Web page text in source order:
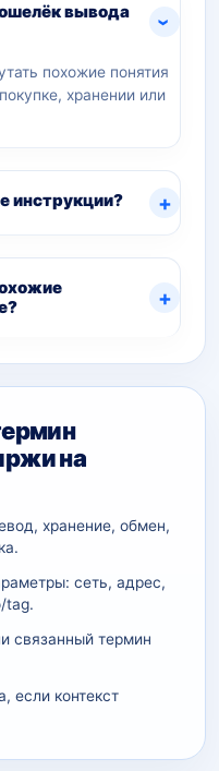
вывода
похожие понятия
хранении или
инструкции?
на
хранение, обмен,
сеть, адрес,
tag.
связанный термин
если контекст